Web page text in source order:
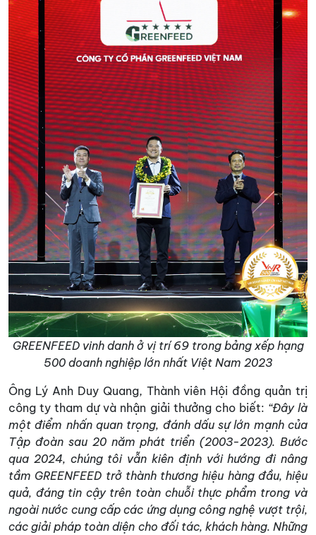
GREENFEED vinh danh ở vị trí 69 trong bảng xếp hạng
500 doanh nghiệp lớn nhất Việt Nam 2023
Ông Lý Anh Duy Quang, Thành viên Hội đồng quản trị
công ty tham dự và nhận giải thưởng cho biết: “Đây là
một điểm nhấn quan trọng, đánh dấu sự lớn mạnh của
Tập đoàn sau 20 năm phát triển (2003-2023). Bước
qua 2024, chúng tôi vẫn kiên định với hướng đi nâng
tầm GREENFEED trở thành thương hiệu hàng đầu, hiệu
quả, đáng tin cậy trên toàn chuỗi thực phẩm trong và
ngoài nước cung cấp các ứng dụng công nghệ vượt trội,
các giải pháp toàn diện cho đối tác, khách hàng. Những